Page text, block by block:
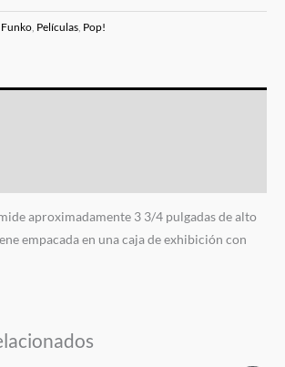
Funko Películas Pop!
aproximadamente 3 3/4 pulgadas de alto
empacada en una caja de exhibición con